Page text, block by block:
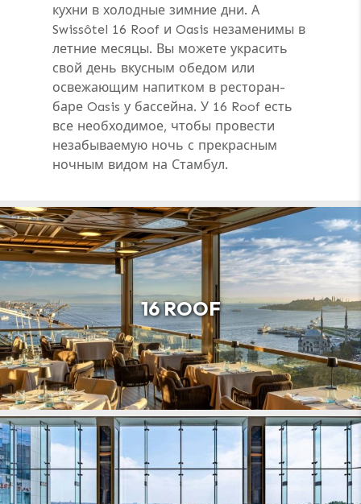
кухни в холодные зимние дни. А
Swissôtel 16 Roof и Oasis незаменимы в
летние месяцы. Вы можете украсить
свой день вкусным обедом или
освежающим напитком в ресторан-
баре Oasis у бассейна. У 16 Roof есть
все необходимое, чтобы провести
незабываемую ночь с прекрасным
ночным видом на Стамбул.
16 ROOF